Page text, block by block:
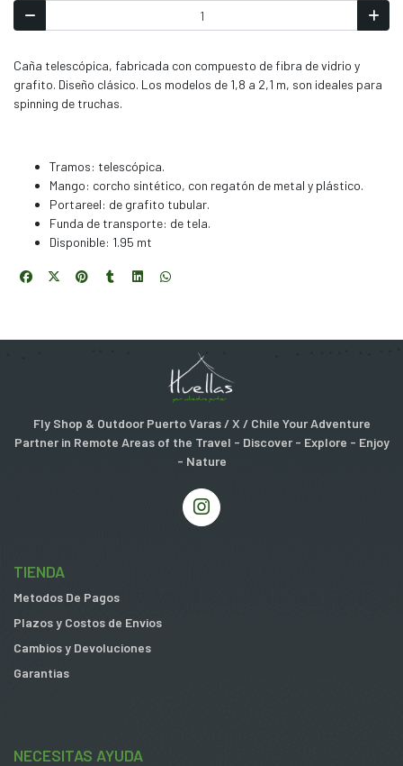
Caña telescópica, fabricada con compuesto de fibra de vidrio y
grafito. Diseño clásico. Los modelos de 1,8 a 2,1 m, son ideales para
spinning de truchas.
Tramos: telescópica.
Mango: corcho sintético, con regatón de metal y plástico.
Portareel: de grafito tubular.
Funda de transporte: de tela.
Disponible: 1.95 mt
Fly Shop & Outdoor Puerto Varas / X / Chile Your Adventure
Partner in Remote Areas of the Travel - Discover - Explore - Enjoy
- Nature
TIENDA
Metodos De Pagos
Plazos y Costos de Envios
Cambios y Devoluciones
Garantias
NECESITAS AYUDA